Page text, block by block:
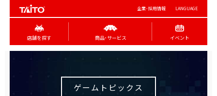
企業･採用情報 LANGUAGE
店舗を探す 商品･サービス イベント
ゲームトピックス